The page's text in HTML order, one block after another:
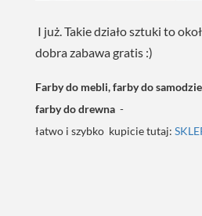
I już. Takie działo sztuki to
dobra zabawa gratis :)
Farby do mebli, farby do
farby do drewna -
łatwo i szybko kupicie tutaj: